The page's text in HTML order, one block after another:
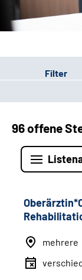
Filter
96 offene
mehrere